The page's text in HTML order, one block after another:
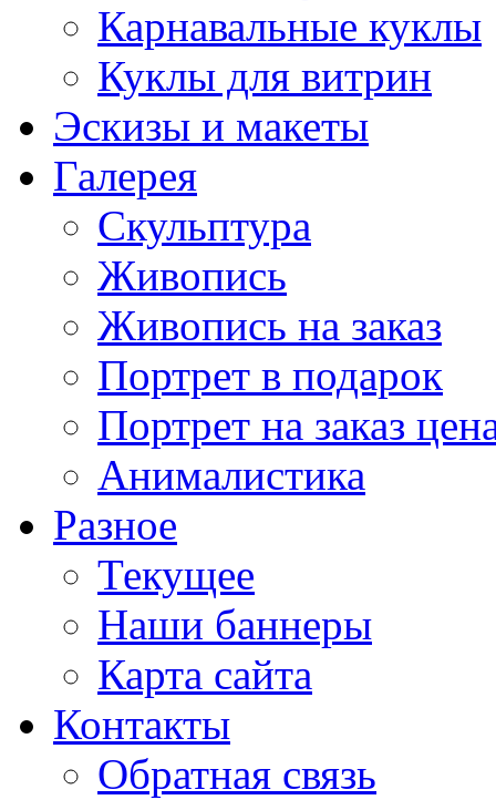
Карнавальные куклы
Куклы для витрин
Эскизы и макеты
Галерея
Скульптура
Живопись
Живопись на заказ
Портрет в подарок
Портрет на заказ
Анималистика
Разное
Текущее
Наши баннеры
Карта сайта
Контакты
Обратная связь